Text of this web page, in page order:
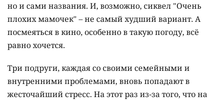
но и сами названия. И, возможно, сиквел "Очень
плохих мамочек" – не самый худший вариант. А
посмеяться в кино, особенно в такую погоду, всё
равно хочется.
Три подруги, каждая со своими семейными и
внутренними проблемами, вновь попадают в
жесточайший стресс. На этот раз из-за того, что на